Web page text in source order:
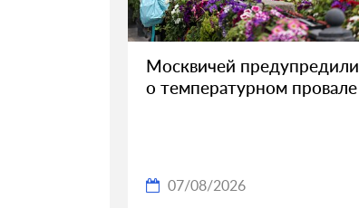
Москвичей предупредили
о температурном провале
07/08/2026